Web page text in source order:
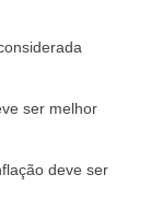
ser melhor
deve ser